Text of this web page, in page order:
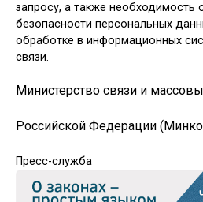
запросу, а также необходимость
безопасности персональных
обработке в информационных
связи.
Министерство связи и
Российской Федерации
Пресс-служба